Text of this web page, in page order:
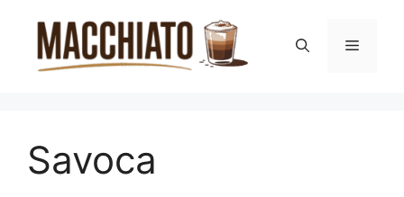
content
Menu
Savoca